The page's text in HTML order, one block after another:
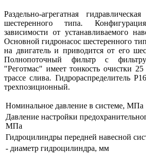
Раздельно-агрегатная
шестеренного типа.
зависимости от устанавливаемого
Основной гидронасос шестеренного
на двигатель и приводится от его
Полнопоточный фильтр с
"Реготмас" имеет тонкость очистки
трассе слива. Гидрораспределитель
трехпозиционный.
Номинальное давление в системе, МПа
Давление настройки
МПа
Гидроцилиндры передней навесной
- диаметр гидроцилиндра, мм